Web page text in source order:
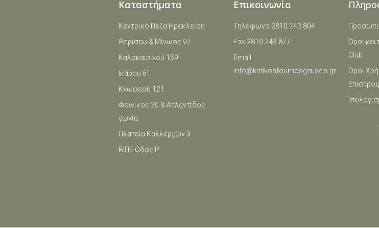
Καταστήματα
Κεντρικό Πεζά Ηρακλείου
Θερίσου & Μίνωος 97
Καλοκαιρινού 159
Ικάρου 61
Κνωσσού 121
Φοινίκος 20 & Ατλαντίδος
γωνία
Πλατεία Καλλέργων 3
ΒΙΠΕ Οδός Ρ
Επικοινωνία
Τηλέφωνο 2810 743 804
Fax 2810 743 877
Email
info@kritikosfournosgeuseis.gr
Όροι
Club
Όροι